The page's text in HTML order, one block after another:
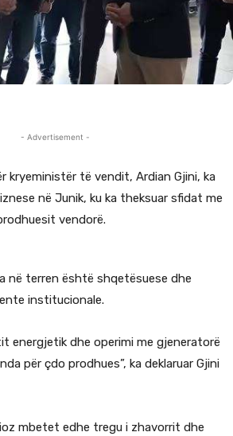
- Advertisement -
kryeministër të vendit, Ardian Gjini, ka
në Junik, ku ka theksuar sfidat me
vendorë.
në terren është shqetësuese dhe
institucionale.
energjetik dhe operimi me gjeneratorë
për çdo prodhues”, ka deklaruar Gjini
mbetet edhe tregu i zhavorrit dhe